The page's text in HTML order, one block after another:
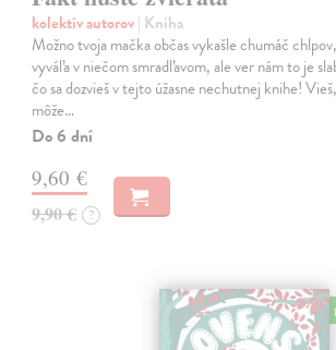
kolektív autorov| Kniha
Možno tvoja mačka občas vykašle chumáč
vyváľa v niečom smradľavom, ale ver nám to je
čo sa dozvieš v tejto úžasne nechutnej knihe!
môže…
Do 6 dní
9,60 €
9,90 € ?